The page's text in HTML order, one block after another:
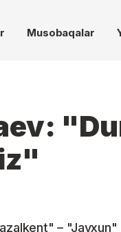
Musobaqalar
–